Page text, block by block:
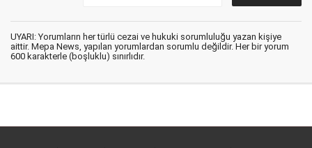
UYARI: Yorumların her türlü cezai ve hukuki sorumluluğu yazan kişiye
aittir. Mepa News, yapılan yorumlardan sorumlu değildir. Her bir yorum
600 karakterle (boşluklu) sınırlıdır.